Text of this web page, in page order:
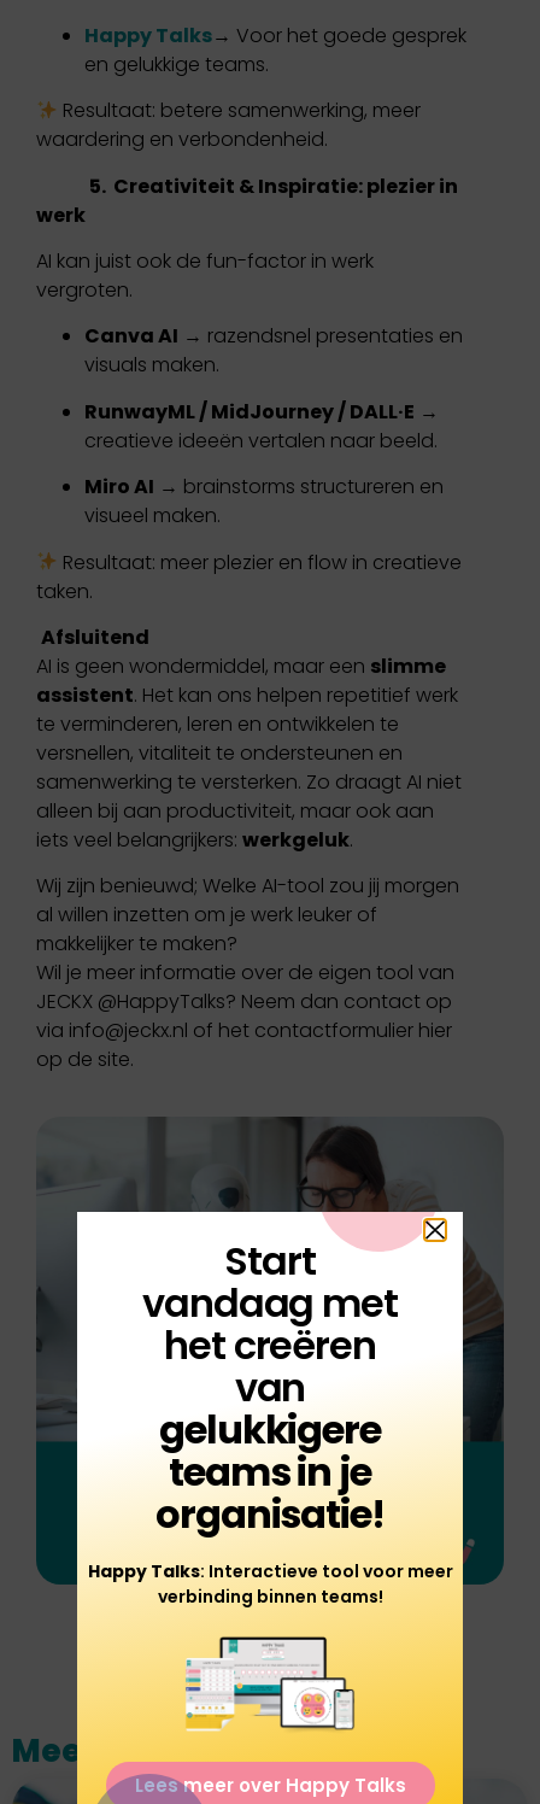
Happy Talks→ Voor het goede gesprek
en gelukkige teams.
Resultaat: betere samenwerking, meer
waardering en verbondenheid.
5. Creativiteit & Inspiratie: plezier in
werk
AI kan juist ook de fun-factor in werk
vergroten.
Canva AI → razendsnel presentaties en
visuals maken.
RunwayML / MidJourney / DALL·E →
creatieve ideeën vertalen naar beeld.
Miro AI → brainstorms structureren en
visueel maken.
Resultaat: meer plezier en flow in creatieve
taken.
Afsluitend
AI is geen wondermiddel, maar een slimme
assistent. Het kan ons helpen repetitief werk
te verminderen, leren en ontwikkelen te
versnellen, vitaliteit te ondersteunen en
samenwerking te versterken. Zo draagt AI niet
alleen bij aan productiviteit, maar ook aan
iets veel belangrijkers: werkgeluk.
Wij zijn benieuwd; Welke AI-tool zou jij morgen
al willen inzetten om je werk leuker of
makkelijker te maken?
Wil je meer informatie over de eigen tool van
JECKX @HappyTalks? Neem dan contact op
via info@jeckx.nl of het contactformulier hier
op de site.
Meest recente artikelen
Start
vandaag met
het creëren
van
gelukkigere
teams in je
organisatie!
Happy Talks: Interactieve tool voor meer
verbinding binnen teams!
Lees meer over Happy Talks